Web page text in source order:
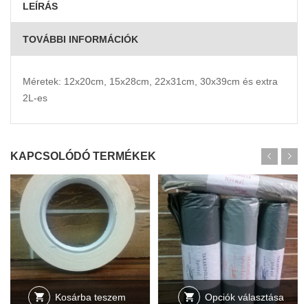
LEÍRÁS
TOVÁBBI INFORMÁCIÓK
Méretek: 12x20cm, 15x28cm, 22x31cm, 30x39cm és extra
2L-es
KAPCSOLÓDÓ TERMÉKEK
Kosárba teszem Opciók választása